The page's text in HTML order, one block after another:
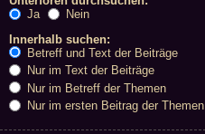
Ja
Nein
Innerhalb suchen:
Betreff und Text der Beiträge
Nur im Text der Beiträge
Nur im Betreff der Themen
Nur im ersten Beitrag der Themen